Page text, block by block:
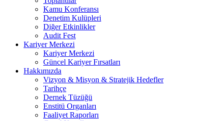
Kamu Konferansı
Denetim Kulüpleri
Diğer Etkinlikler
Audit Fest
Kariyer Merkezi
Kariyer Merkezi
Güncel Kariyer Fırsatları
Hakkımızda
Vizyon & Misyon & Stratejik Hedefler
Tarihçe
Dernek Tüzüğü
Enstitü Organları
Faaliyet Raporları